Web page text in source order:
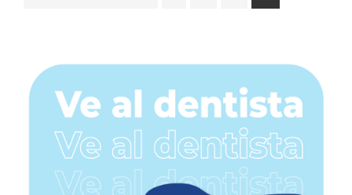
Barra
lateral
principal